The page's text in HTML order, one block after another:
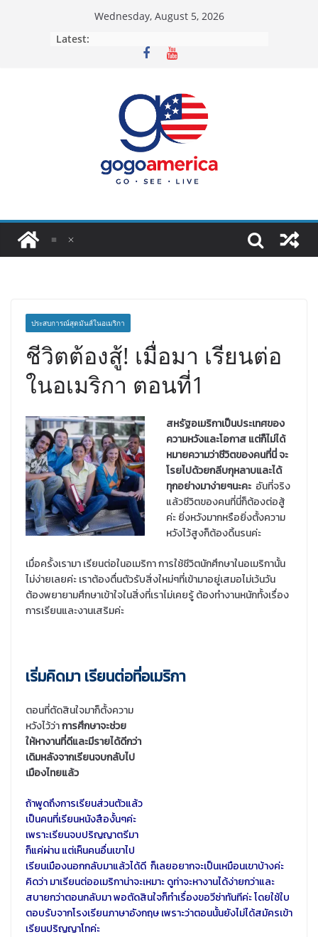
Wednesday, August 5, 2026
Latest:
ประสบการณ์สุดมันส์ในอเมริกา
ชีวิตต้องสู้! เมื่อมา เรียนต่อ
ในอเมริกา ตอนที่1
สหรัฐอเมริกาเป็นประเทศของ
ความหวังและโอกาส แต่ก็ไม่ได้
หมายความว่าชีวิตของคนที่นี่ จะ
โรยไปด้วยกลีบกุหลาบและได้
ทุกอย่างมาง่ายๆนะคะ อันที่จริง
แล้วชีวิตของคนที่นี่ก็ต้องต่อสู้
ค่ะ ยิ่งหวังมากหรือยิ่งตั้งความ
หวังไว้สูงก็ต้องดิ้นรนค่ะ
เมื่อครั้งเรามา เรียนต่อในอเมริกา การใช้ชีวิตนักศึกษาในอเมริกานั้น
ไม่ง่ายเลยค่ะ เราต้องตื่นตัวรับสิ่งใหม่ๆที่เข้ามาอยู่เสมอไม่เว้นวัน
ต้องพยายามศึกษาเข้าใจในสิ่งที่เราไม่เคยรู้ ต้องทำงานหนักทั้งเรื่อง
การเรียนและงานเสริมค่ะ
เริ่มคิดมา เรียนต่อที่อเมริกา
ตอนที่ตัดสินใจมาก็ตั้งความ
หวังไว้ว่าการศึกษาจะช่วย
ให้หางานที่ดีและมีรายได้ดีกว่า
เดิมหลังจากเรียนจบกลับไป
เมืองไทยแล้ว
ถ้าพูดถึงการเรียนส่วนตัวแล้ว
เป็นคนที่เรียนหนังสืองั้นๆค่ะ
เพราะเรียนจบปริญญาตรีมา
ก็แค่ผ่าน แต่เห็นคนอื่นเขาไป
เรียนเมืองนอกกลับมาแล้วได้ดี ก็เลยอยากจะเป็นเหมือนเขาบ้างค่ะ
คิดว่า มาเรียนต่ออเมริกาน่าจะเหมาะ ดูท่าจะหางานได้ง่ายกว่าและ
สบายกว่าตอนกลับมา พอตัดสินใจก็ทำเรื่องขอวีซ่าทันทีค่ะ โดยใช้ใบ
ตอบรับจากโรงเรียนภาษาอังกฤษ เพราะว่าตอนนั้นยังไม่ได้สมัครเข้า
เรียนปริญญาโทค่ะ